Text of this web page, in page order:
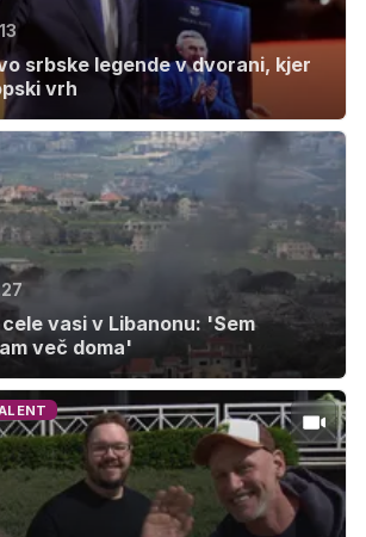
srbske legende v dvorani, kjer
vrh
vasi v Libanonu: 'Sem
več doma'